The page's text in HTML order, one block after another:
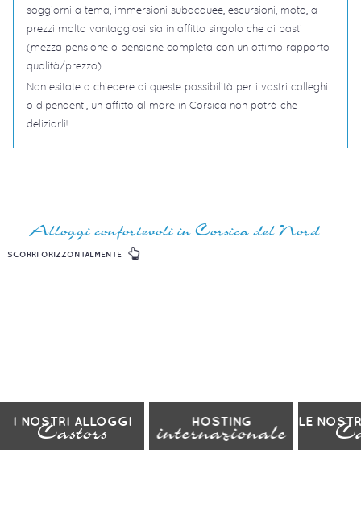
soggiorni a tema, immersioni subacquee, escursioni, moto, a
prezzi molto vantaggiosi sia in affitto singolo che ai pasti
(mezza pensione o pensione completa con un ottimo rapporto
qualità/prezzo).
Non esitate a chiedere di queste possibilità per i vostri colleghi
o dipendenti, un affitto al mare in Corsica non potrà che
deliziarli!
Alloggi confortevoli in Corsica del Nord
SCORRI ORIZZONTALMENTE
I NOSTRI ALLOGGI
Castors HOSTING
internazionale LE